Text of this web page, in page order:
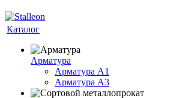
Каталог
Арматура
Арматура A1
Арматура А3